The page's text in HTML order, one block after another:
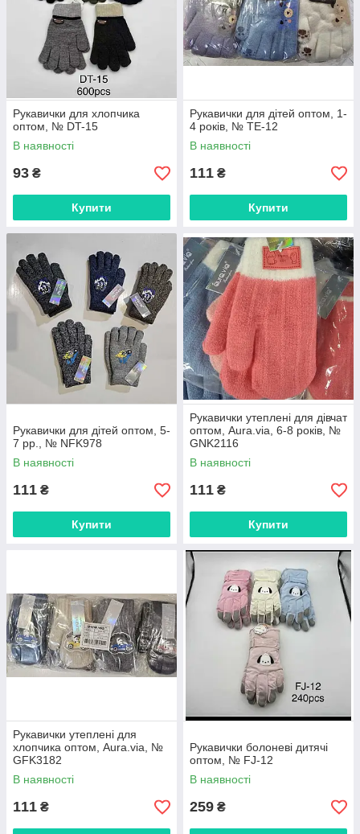
Рукавички для хлопчика
оптом, № DT-15
В наявності
93 ₴
Купити
Рукавички для дітей оптом, 1-
4 років, № TE-12
В наявності
111 ₴
Купити
Рукавички для дітей оптом, 5-
7 рр., № NFK978
В наявності
111 ₴
Купити
Рукавички утеплені для дівчат
оптом, Aura.via, 6-8 років, №
GNK2116
В наявності
111 ₴
Купити
Рукавички утеплені для
хлопчика оптом, Aura.via, №
GFK3182
В наявності
111 ₴
Рукавички болоневі дитячі
оптом, № FJ-12
В наявності
259 ₴